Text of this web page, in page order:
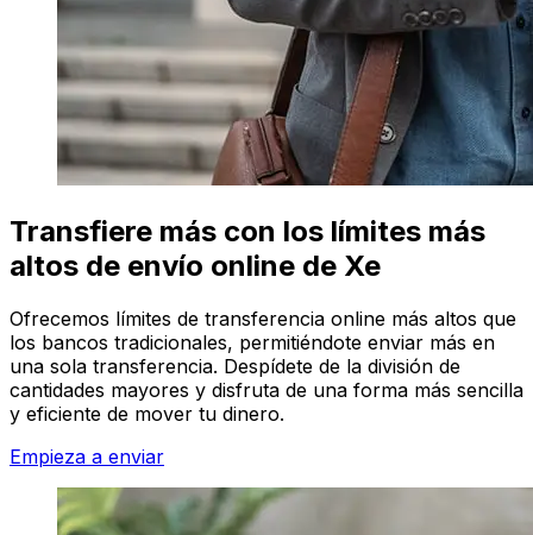
Transfiere más con los límites más
altos de envío online de Xe
Ofrecemos límites de transferencia online más altos que
los bancos tradicionales, permitiéndote enviar más en
una sola transferencia. Despídete de la división de
cantidades mayores y disfruta de una forma más sencilla
y eficiente de mover tu dinero.
Empieza a enviar